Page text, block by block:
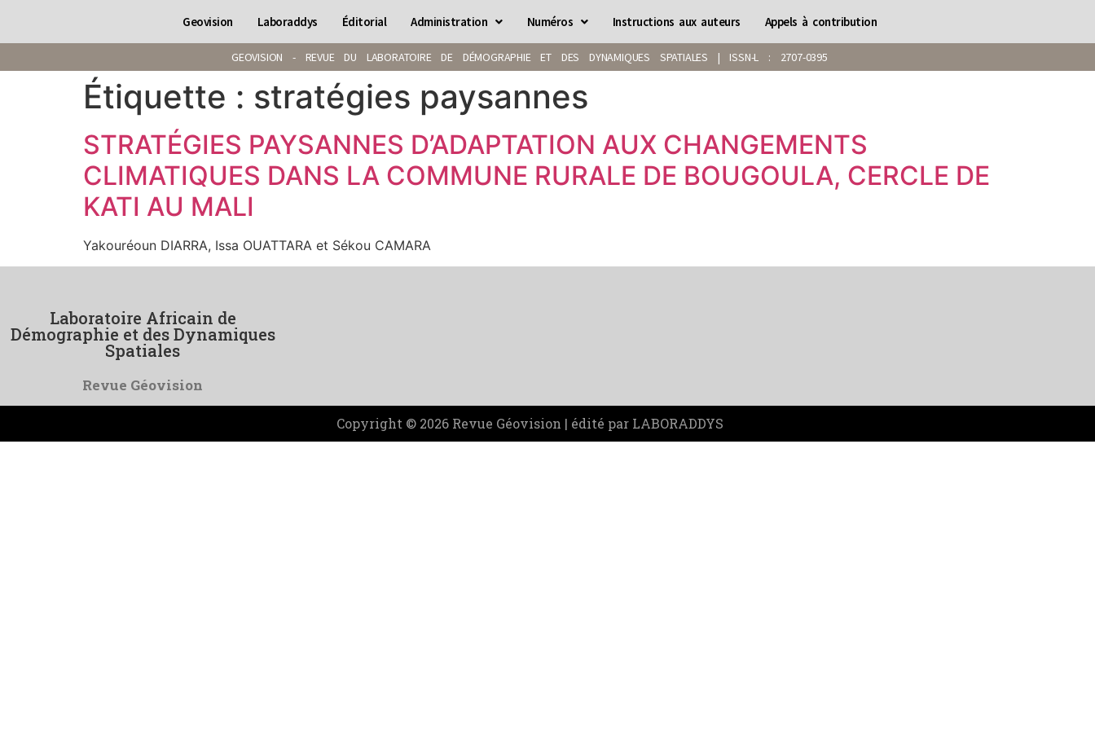
Geovision Laboraddys Éditorial Administration Numéros Instructions aux auteurs Appels à contribution
GEOVISION - REVUE DU LABORATOIRE DE DÉMOGRAPHIE ET DES DYNAMIQUES SPATIALES | ISSN-L : 2707-0395
Étiquette : stratégies paysannes
STRATÉGIES PAYSANNES D’ADAPTATION AUX CHANGEMENTS
CLIMATIQUES DANS LA COMMUNE RURALE DE BOUGOULA, CERCLE DE
KATI AU MALI
Yakouréoun DIARRA, Issa OUATTARA et Sékou CAMARA
Laboratoire Africain de
Démographie et des Dynamiques
Spatiales
Revue Géovision
Copyright © 2026 Revue Géovision | édité par LABORADDYS